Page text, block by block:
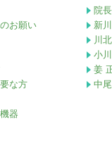
お願い
な方
器
院
新
川
小
姜
中